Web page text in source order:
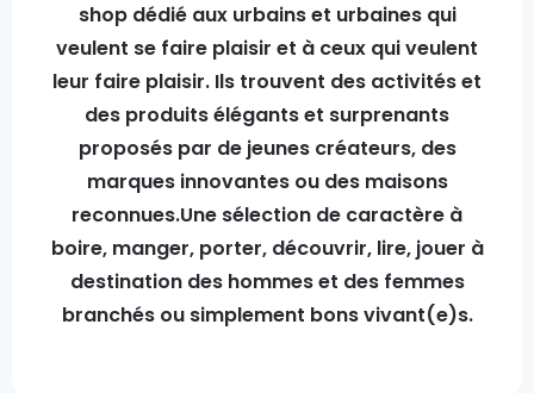
shop dédié aux urbains et urbaines qui
veulent se faire plaisir et à ceux qui veulent
leur faire plaisir. Ils trouvent des activités et
des produits élégants et surprenants
proposés par de jeunes créateurs, des
marques innovantes ou des maisons
reconnues.Une sélection de caractère à
boire, manger, porter, découvrir, lire, jouer à
destination des hommes et des femmes
branchés ou simplement bons vivant(e)s.